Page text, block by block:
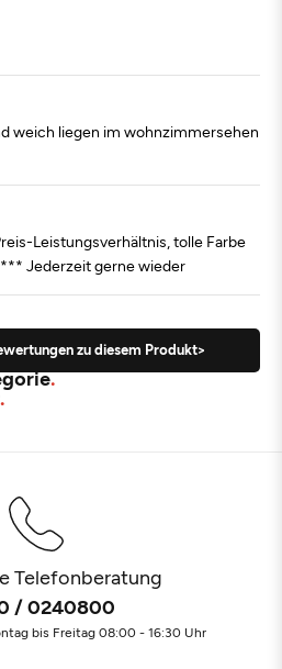
weich liegen im wohnzimmersehen
Leistungsverhältnis, tolle Farbe
Jederzeit gerne wieder
zu diesem Produkt>
Telefonberatung
/ 0240800
bis Freitag 08:00 - 16:30 Uhr